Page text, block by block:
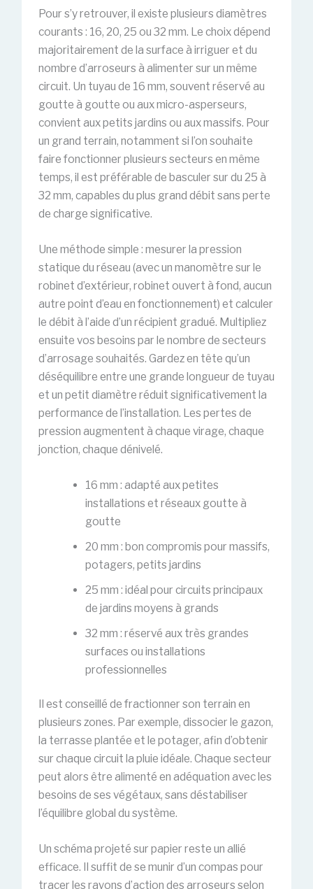
Pour s’y retrouver, il existe plusieurs diamètres
courants : 16, 20, 25 ou 32 mm. Le choix dépend
majoritairement de la surface à irriguer et du
nombre d’arroseurs à alimenter sur un même
circuit. Un tuyau de 16 mm, souvent réservé au
goutte à goutte ou aux micro-asperseurs,
convient aux petits jardins ou aux massifs. Pour
un grand terrain, notamment si l’on souhaite
faire fonctionner plusieurs secteurs en même
temps, il est préférable de basculer sur du 25 à
32 mm, capables du plus grand débit sans perte
de charge significative.
Une méthode simple : mesurer la pression
statique du réseau (avec un manomètre sur le
robinet d’extérieur, robinet ouvert à fond, aucun
autre point d’eau en fonctionnement) et calculer
le débit à l’aide d’un récipient gradué. Multipliez
ensuite vos besoins par le nombre de secteurs
d’arrosage souhaités. Gardez en tête qu’un
déséquilibre entre une grande longueur de tuyau
et un petit diamètre réduit significativement la
performance de l’installation. Les pertes de
pression augmentent à chaque virage, chaque
jonction, chaque dénivelé.
16 mm : adapté aux petites
installations et réseaux goutte à
goutte
20 mm : bon compromis pour massifs,
potagers, petits jardins
25 mm : idéal pour circuits principaux
de jardins moyens à grands
32 mm : réservé aux très grandes
surfaces ou installations
professionnelles
Il est conseillé de fractionner son terrain en
plusieurs zones. Par exemple, dissocier le gazon,
la terrasse plantée et le potager, afin d’obtenir
sur chaque circuit la pluie idéale. Chaque secteur
peut alors être alimenté en adéquation avec les
besoins de ses végétaux, sans déstabiliser
l’équilibre global du système.
Un schéma projeté sur papier reste un allié
efficace. Il suffit de se munir d’un compas pour
tracer les rayons d’action des arroseurs selon